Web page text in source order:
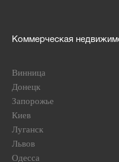
Коммерческая
Винница
Донецк
Запорожье
Киев
Луганск
Львов
Одесса